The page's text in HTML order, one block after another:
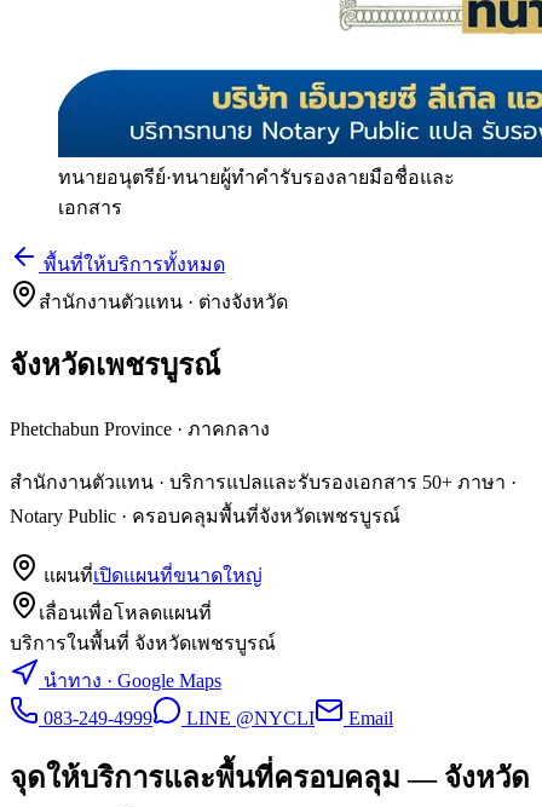
ทนายอนุตรีย์·ทนายผู้ทำคำรับรองลายมือชื่อและ
เอกสาร
พื้นที่ให้บริการทั้งหมด
สำนักงานตัวแทน · ต่างจังหวัด
จังหวัดเพชรบูรณ์
Phetchabun Province · ภาคกลาง
สำนักงานตัวแทน · บริการแปลและรับรองเอกสาร 50+ ภาษา ·
Notary Public · ครอบคลุมพื้นที่จังหวัดเพชรบูรณ์
แผนที่เปิดแผนที่ขนาดใหญ่
เลื่อนเพื่อโหลดแผนที่
บริการในพื้นที่ จังหวัดเพชรบูรณ์
นำทาง · Google Maps
083-249-4999
LINE @NYCLI Email
จุดให้บริการและพื้นที่ครอบคลุม — จังหวัด